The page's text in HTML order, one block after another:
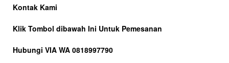
Kontak Kami
Klik Tombol dibawah Ini Untuk Pemesanan
Hubungi VIA WA 0818997790